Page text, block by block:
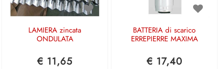
LAMIERA zincata
ONDULATA
€ 11,65
BATTERIA di scarico
ERREPIERRE MAXIMA
€ 17,40